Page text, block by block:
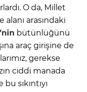
O da, Millet
alanı arasındaki
bütünlüğünü
araç girişine de
gerekse
ciddi manada
sıkıntıyı